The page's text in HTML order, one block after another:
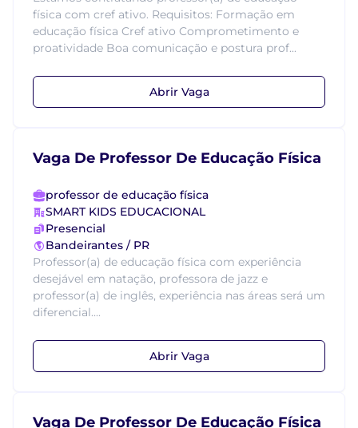
física com cref ativo. Requisitos: Formação em
educação física Cref ativo Comprometimento e
proatividade Boa comunicação e postura prof...
Abrir Vaga
Vaga De Professor De Educação Física
professor de educação física
SMART KIDS EDUCACIONAL
Presencial
Bandeirantes / PR
Professor(a) de educação física com experiência
desejável em natação, professora de jazz e
professor(a) de inglês, experiência nas áreas será um
diferencial....
Abrir Vaga
Vaga De Professor De Educação Física